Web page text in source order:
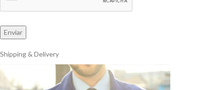
Shipping & Delivery